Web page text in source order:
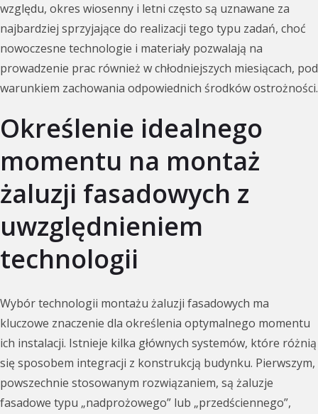
względu, okres wiosenny i letni często są uznawane za
najbardziej sprzyjające do realizacji tego typu zadań, choć
nowoczesne technologie i materiały pozwalają na
prowadzenie prac również w chłodniejszych miesiącach, pod
warunkiem zachowania odpowiednich środków ostrożności.
Określenie idealnego
momentu na montaż
żaluzji fasadowych z
uwzględnieniem
technologii
Wybór technologii montażu żaluzji fasadowych ma
kluczowe znaczenie dla określenia optymalnego momentu
ich instalacji. Istnieje kilka głównych systemów, które różnią
się sposobem integracji z konstrukcją budynku. Pierwszym,
powszechnie stosowanym rozwiązaniem, są żaluzje
fasadowe typu „nadprożowego” lub „przedściennego”,